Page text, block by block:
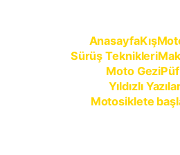
AnasayfaKış
Sürüş Teknikleri
Moto Gezi
Yıldızlı
Motosiklete